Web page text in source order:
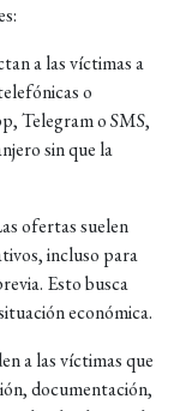
a las víctimas a
o
Telegram o SMS,
sin que la
ofertas suelen
incluso para
Esto busca
económica.
a las víctimas que
documentación,